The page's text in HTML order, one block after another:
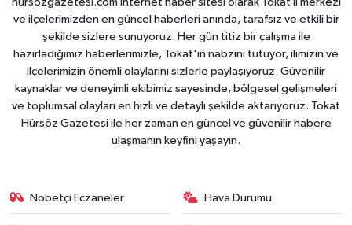
ve ilçelerimizden en güncel haberleri anında, tarafsız ve etkili bir
şekilde sizlere sunuyoruz. Her gün titiz bir çalışma ile
hazırladığımız haberlerimizle, Tokat'ın nabzını tutuyor, ilimizin ve
ilçelerimizin önemli olaylarını sizlerle paylaşıyoruz. Güvenilir
kaynaklar ve deneyimli ekibimiz sayesinde, bölgesel gelişmeleri
ve toplumsal olayları en hızlı ve detaylı şekilde aktarıyoruz. Tokat
Hürsöz Gazetesi ile her zaman en güncel ve güvenilir habere
ulaşmanın keyfini yaşayın.
Nöbetçi Eczaneler Hava Durumu